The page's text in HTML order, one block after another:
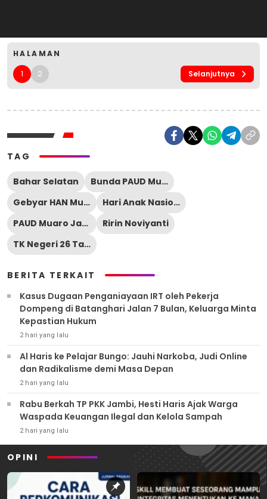
HALAMAN
1 2 Selanjutnya
TAG
Bahar Selatan
Bunda PAUD Muaro Jambi
Gebyar HAN Muaro Jambi
Hari Anak Nasional 2026
PAUD Muaro Jambi
Ririn Noviyanti
TK Negeri 26 Tanjung Baru
BERITA TERKAIT
Kasus Dugaan Penganiayaan IRT oleh Pekerja
Dompeng di Batanghari Jalan 7 Bulan, Keluarga Minta
Kepastian Hukum
2 hari yang lalu
Al Haris ke Pelajar Bungo: Jauhi Narkoba, Judi Online
dan Radikalisme demi Masa Depan
2 hari yang lalu
Rabu Berkah TP PKK Jambi, Hesti Haris Ajak Warga
Waspada Keuangan Ilegal dan Kelola Sampah
2 hari yang lalu
OPINI